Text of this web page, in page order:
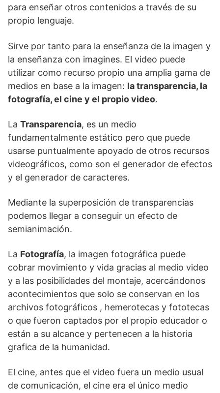
para enseñar otros contenidos a través de su
propio lenguaje.
Sirve por tanto para la enseñanza de la imagen y
la enseñanza con imagines. El video puede
utilizar como recurso propio una amplia gama de
medios en base a la imagen: la transparencia, la
fotografía, el cine y el propio video.
La Transparencia, es un medio
fundamentalmente estático pero que puede
usarse puntualmente apoyado de otros recursos
videográficos, como son el generador de efectos
y el generador de caracteres.
Mediante la superposición de transparencias
podemos llegar a conseguir un efecto de
semianimación.
La Fotografía, la imagen fotográfica puede
cobrar movimiento y vida gracias al medio video
y a las posibilidades del montaje, acercándonos
acontecimientos que solo se conservan en los
archivos fotográficos , hemerotecas y fototecas
o que fueron captados por el propio educador o
están a su alcance y pertenecen a la historia
grafica de la humanidad.
El cine, antes que el video fuera un medio usual
de comunicación, el cine era el único medio